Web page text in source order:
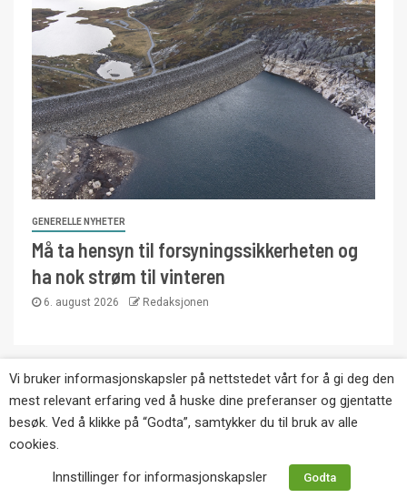
GENERELLE NYHETER
Må ta hensyn til forsyningssikkerheten og
ha nok strøm til vinteren
6. august 2026 Redaksjonen
Copyright © Eikernytt.no utgis av Roy’s
Pressetjeneste. Kopiering av tekst, bilder og
annonser er ikke tillatt uten etter avtale med utgiver.
Websiden er laget i samarbeid med:
Vi bruker informasjonskapsler på nettstedet vårt for å gi deg den
mest relevant erfaring ved å huske dine preferanser og gjentatte
besøk. Ved å klikke på “Godta”, samtykker du til bruk av alle
cookies.
Innstillinger for informasjonskapsler
Godta